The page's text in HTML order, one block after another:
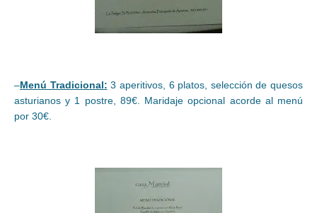
–Menú Tradicional: 3 aperitivos, 6 platos, selección de quesos
asturianos y 1 postre, 89€. Maridaje opcional acorde al menú
por 30€.